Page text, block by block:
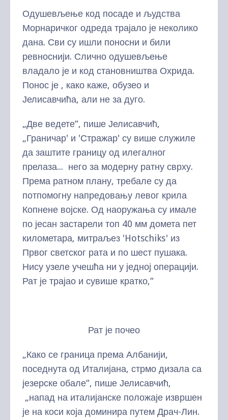
Одушевљење код посаде и људства
Морнаричког одреда трајало је неколико
дана. Сви су ишли поносни и били
ревноснији. Слично одушевљење
владало је и код становништва Охрида.
Понос је , како каже, обузео и
Јелисавчића, али не за дуго.
„Две ведете“, пише Јелисавчић,
„Граничар' и 'Стражар' су више служиле
да заштите границу од илегалног
прелаза... него за модерну ратну сврху.
Према ратном плану, требале су да
потпомогну напредовању левог крила
Копнене војске. Од наоружања су имале
по јесан застарели топ 40 мм домета пет
километара, митраљез 'Hotschiks' из
Првог светског рата и по шест пушака.
Нису узеле учешћа ни у једној операцији.
Рат је трајао и сувише кратко,“
Рат је почео
„Како се граница према Албанији,
поседнута од Италијана, стрмо дизала са
језерске обале“, пише Јелисавчић,
„напад на италијанске положаје извршен
је на коси која доминира путем Драч-Лин.